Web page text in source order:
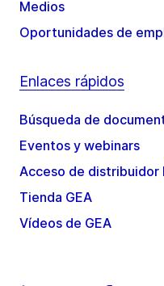
Medios
Oportunidades de
Enlaces rápidos
Búsqueda de
Eventos y webinars
Acceso de distribuidor
Tienda GEA
Vídeos de GEA